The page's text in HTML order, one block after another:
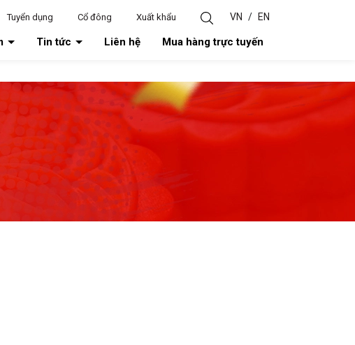
Tuyển dụng Cổ đông Xuất khẩu VN / EN
Tin tức Liên hệ Mua hàng trực tuyến